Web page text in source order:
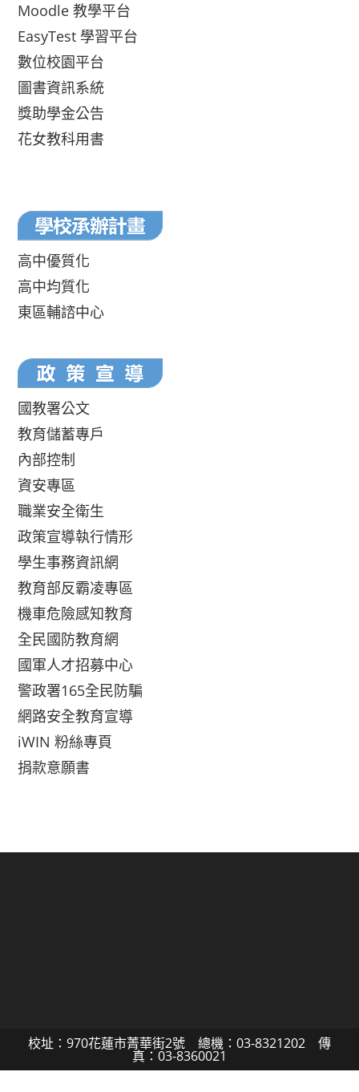
Moodle 教學平台
EasyTest 學習平台
數位校園平台
圖書資訊系統
獎助學金公告
花女教科用書
高中優質化
高中均質化
東區輔諮中心
國教署公文
教育儲蓄專戶
內部控制
資安專區
職業安全衛生
政策宣導執行情形
學生事務資訊網
教育部反霸凌專區
機車危險感知教育
全民國防教育網
國軍人才招募中心
警政署165全民防騙
網路安全教育宣導
iWIN 粉絲專頁
捐款意願書
校址：970花蓮市菁華街2號 總機：03-8321202 傳
真：03-8360021